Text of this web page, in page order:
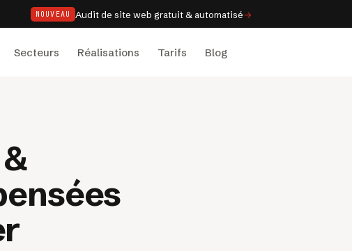
NOUVEAU Audit de site web gratuit & automatisé→
Secteurs Réalisations Tarifs Blog